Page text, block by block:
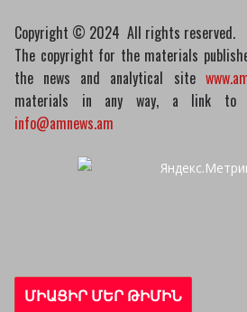
վերացման
13/04/2026
Copyright © 2024 All rights reserved.
The copyright for the materials
the news and analytical site
materials in any way, a link to
info@amnews.am
ՄԻԱՑԻՐ ՄԵՐ ԹԻՄԻՆ